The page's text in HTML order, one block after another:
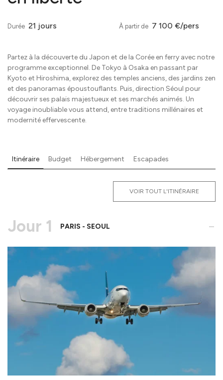
Durée 21 jours À partir de 7 100 €/pers
Partez à la découverte du Japon et de la Corée en ferry avec notre
programme exceptionnel. De Tokyo à Osaka en passant par
Kyoto et Hiroshima, explorez des temples anciens, des jardins zen
et des panoramas époustouflants. Puis, direction Séoul pour
découvrir ses palais majestueux et ses marchés animés. Un
voyage inoubliable vous attend, entre traditions millénaires et
modernité effervescente.
Itinéraire Budget Hébergement Escapades
VOIR TOUT L'ITINÉRAIRE
Jour 1 PARIS - SEOUL -